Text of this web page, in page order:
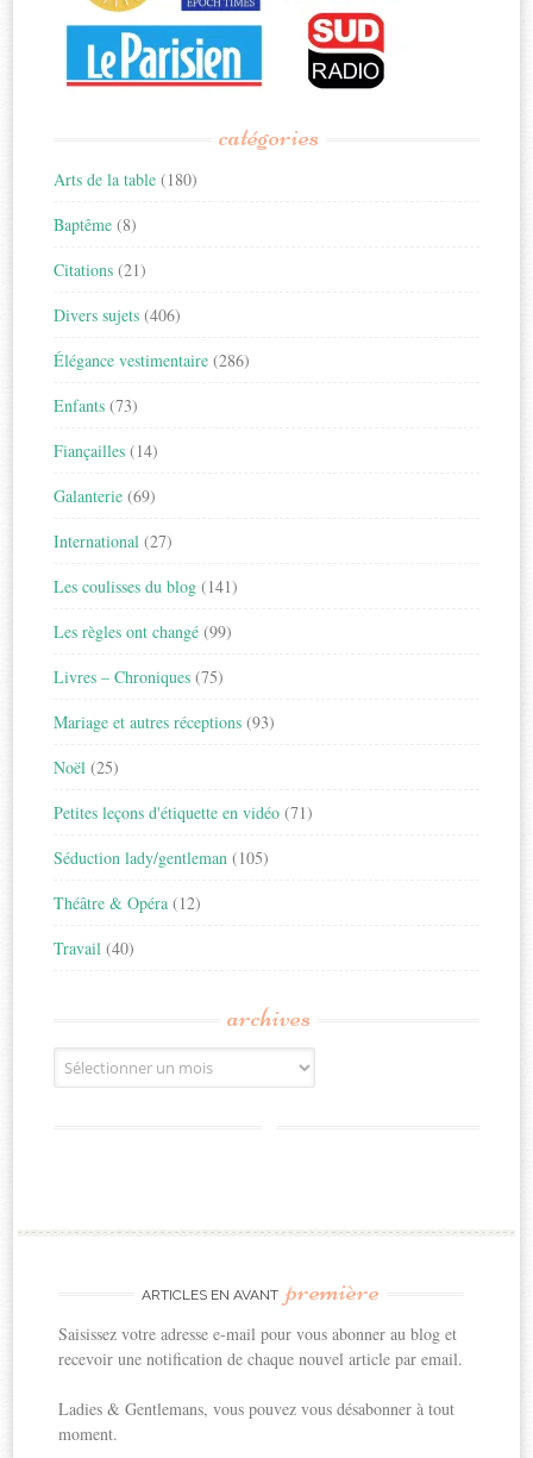
catégories
Arts de la table (180)
Baptême (8)
Citations (21)
Divers sujets (406)
Élégance vestimentaire (286)
Enfants (73)
Fiançailles (14)
Galanterie (69)
International (27)
Les coulisses du blog (141)
Les règles ont changé (99)
Livres – Chroniques (75)
Mariage et autres réceptions (93)
Noël (25)
Petites leçons d'étiquette en vidéo (71)
Séduction lady/gentleman (105)
Théâtre & Opéra (12)
Travail (40)
archives
Archives
ARTICLES EN AVANT première
Saisissez votre adresse e-mail pour vous abonner au blog et
recevoir une notification de chaque nouvel article par email.
Ladies & Gentlemans, vous pouvez vous désabonner à tout
moment.